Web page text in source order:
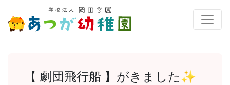
【 劇団飛行船 】がきました✨